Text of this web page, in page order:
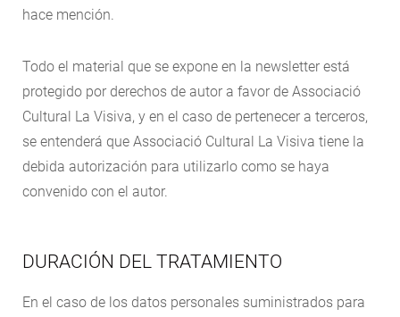
hace mención.
Todo el material que se expone en la newsletter está
protegido por derechos de autor a favor de Associació
Cultural La Visiva, y en el caso de pertenecer a terceros,
se entenderá que Associació Cultural La Visiva tiene la
debida autorización para utilizarlo como se haya
convenido con el autor.
DURACIÓN DEL TRATAMIENTO
En el caso de los datos personales suministrados para